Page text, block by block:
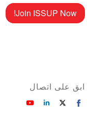
Join ISSUP Now!
ابق على اتصال